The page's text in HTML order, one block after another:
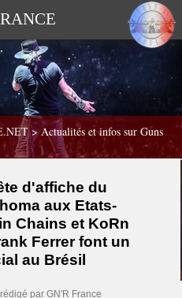
>Actualités et infos sur Guns
d'affiche du
aux Etats-
Chains et KoRn
Ferrer font un
au Brésil
par GN'R France